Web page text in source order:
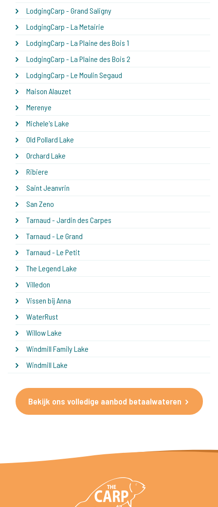
LodgingCarp - Grand Saligny
LodgingCarp - La Metairie
LodgingCarp - La Plaine des Bois 1
LodgingCarp - La Plaine des Bois 2
LodgingCarp - Le Moulin Segaud
Maison Alauzet
Merenye
Michele's Lake
Old Pollard Lake
Orchard Lake
Ribiere
Saint Jeanvrin
San Zeno
Tarnaud - Jardin des Carpes
Tarnaud - Le Grand
Tarnaud - Le Petit
The Legend Lake
Villedon
Vissen bij Anna
WaterRust
Willow Lake
Windmill Family Lake
Windmill Lake
Bekijk ons volledige aanbod betaalwateren